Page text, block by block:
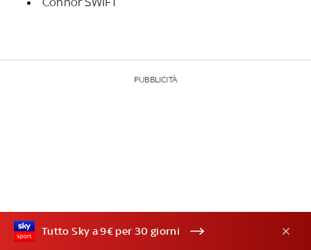
PUBBLICITÀ
Tutto Sky a 9€ per 30 giorni